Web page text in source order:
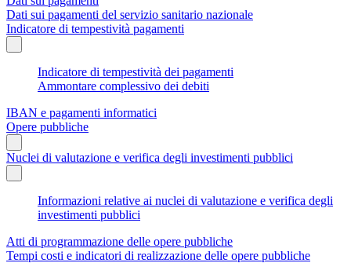
Dati sui pagamenti del servizio sanitario nazionale
Indicatore di tempestività pagamenti
Indicatore di tempestività dei pagamenti
Ammontare complessivo dei debiti
IBAN e pagamenti informatici
Opere pubbliche
Nuclei di valutazione e verifica degli investimenti pubblici
Informazioni relative ai nuclei di valutazione e verifica degli
investimenti pubblici
Atti di programmazione delle opere pubbliche
Tempi costi e indicatori di realizzazione delle opere pubbliche